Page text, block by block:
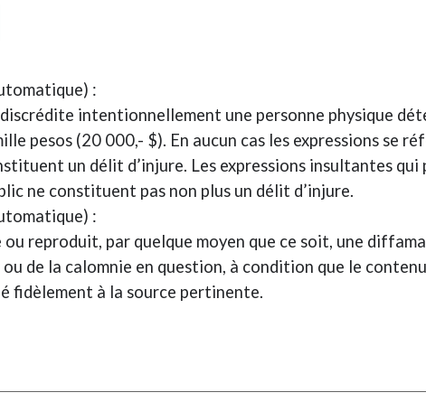
:
intentionnellement une personne physique
pesos (20 000,- $). En aucun cas les expressions se
un délit d’injure. Les expressions insultantes
ne constituent pas non plus un délit d’injure.
:
reproduit, par quelque moyen que ce soit, une
de la calomnie en question, à condition que le
fidèlement à la source pertinente.